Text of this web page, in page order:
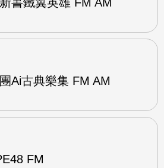
Ai古典樂集 FM AM
FM